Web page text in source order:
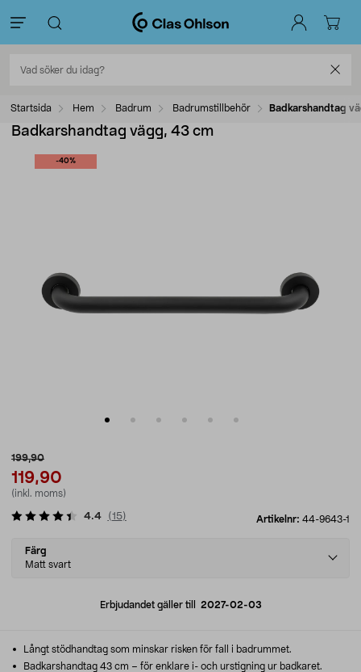
Startsida Hem Badrum Badrumstillbehör Badkarshandtag
Badkarshandtag vägg, 43 cm
-40%
199,90
119,90
(inkl. moms)
Artikelnr: 44-9643-1
4.4 (15)
Select
variant
Färg
Matt svart
Erbjudandet gäller till 2027-02-03
Långt stödhandtag som minskar risken för fall i badrummet.
Badkarshandtag 43 cm – för enklare i- och urstigning ur badkaret.